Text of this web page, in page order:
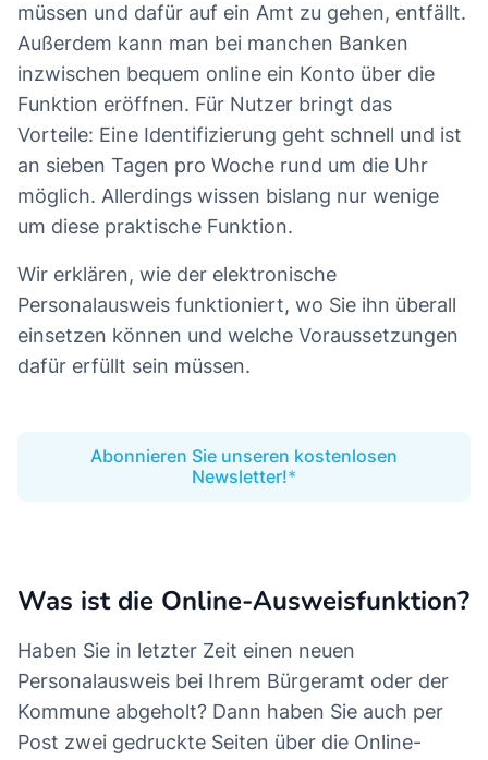
müssen und dafür auf ein Amt zu gehen, entfällt.
Außerdem kann man bei manchen Banken
inzwischen bequem online ein Konto über die
Funktion eröffnen. Für Nutzer bringt das
Vorteile: Eine Identifizierung geht schnell und ist
an sieben Tagen pro Woche rund um die Uhr
möglich. Allerdings wissen bislang nur wenige
um diese praktische Funktion.
Wir erklären, wie der elektronische
Personalausweis funktioniert, wo Sie ihn überall
einsetzen können und welche Voraussetzungen
dafür erfüllt sein müssen.
Abonnieren Sie unseren kostenlosen
Newsletter!
Was ist die Online-Ausweisfunktion?
Haben Sie in letzter Zeit einen neuen
Personalausweis bei Ihrem Bürgeramt oder der
Kommune abgeholt? Dann haben Sie auch per
Post zwei gedruckte Seiten über die Online-